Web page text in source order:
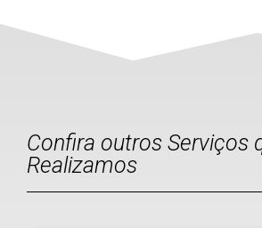
Confira outros Serviços
Realizamos